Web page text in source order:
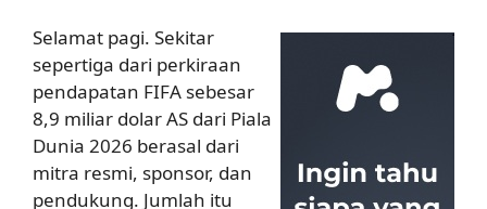
Selamat pagi. Sekitar
sepertiga dari perkiraan
pendapatan FIFA sebesar
8,9 miliar dolar AS dari Piala
Dunia 2026 berasal dari
mitra resmi, sponsor, dan
pendukung. Jumlah itu